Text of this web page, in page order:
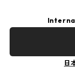
日